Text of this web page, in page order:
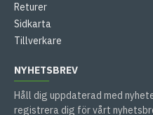
Returer
Sidkarta
Tillverkare
NYHETSBREV
Håll dig uppdaterad med
registrera dig för vårt